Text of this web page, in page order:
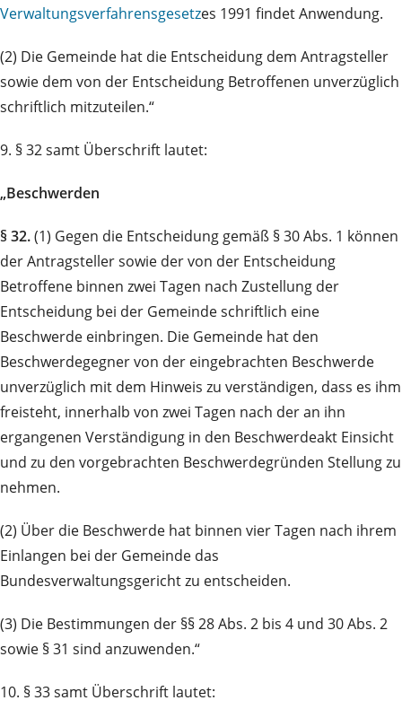
Verwaltungsverfahrensgesetzes 1991 findet Anwendung.
(2) Die Gemeinde hat die Entscheidung dem Antragsteller
sowie dem von der Entscheidung Betroffenen unverzüglich
schriftlich mitzuteilen.“
9. § 32 samt Überschrift lautet:
„Beschwerden
§ 32.(1) Gegen die Entscheidung gemäß § 30 Abs. 1 können
der Antragsteller sowie der von der Entscheidung
Betroffene binnen zwei Tagen nach Zustellung der
Entscheidung bei der Gemeinde schriftlich eine
Beschwerde einbringen. Die Gemeinde hat den
Beschwerdegegner von der eingebrachten Beschwerde
unverzüglich mit dem Hinweis zu verständigen, dass es ihm
freisteht, innerhalb von zwei Tagen nach der an ihn
ergangenen Verständigung in den Beschwerdeakt Einsicht
und zu den vorgebrachten Beschwerdegründen Stellung zu
nehmen.
(2) Über die Beschwerde hat binnen vier Tagen nach ihrem
Einlangen bei der Gemeinde das
Bundesverwaltungsgericht zu entscheiden.
(3) Die Bestimmungen der §§ 28 Abs. 2 bis 4 und 30 Abs. 2
sowie § 31 sind anzuwenden.“
10. § 33 samt Überschrift lautet: